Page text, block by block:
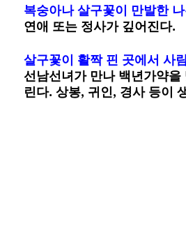
복숭아나 살구꽃이 만발한
연애 또는 정사가 깊어진다.
살구꽃이 활짝 핀 곳에서 사
선남선녀가 만나 백년가약
린다. 상봉, 귀인, 경사 등이